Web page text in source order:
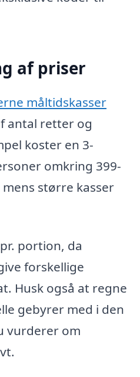
af priser
måltidskasser
antal retter og
koster en 3-
omkring 399-
større kasser
portion, da
forskellige
Husk også at regne
gebyrer med i den
vurderer om